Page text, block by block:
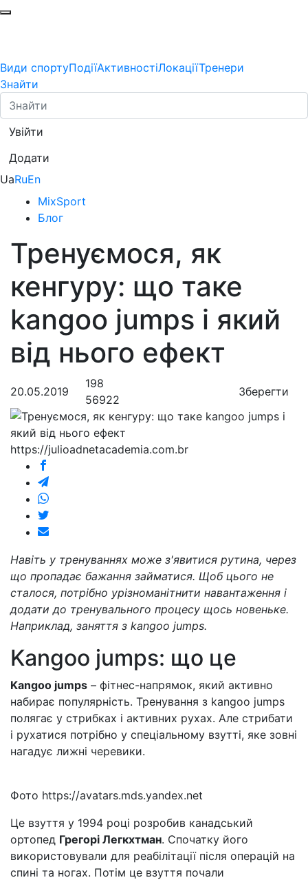
Види спортуПодіїАктивностіЛокаціїТренери
Знайти
Увійти
Додати
UaRuEn
MixSport
Блог
Тренуємося, як
кенгуру: що таке
kangoo jumps і який
від нього ефект
20.05.2019
198
56922
Зберегти
https://julioadnetacademia.com.br
Навіть у тренуваннях може з'явитися рутина, через
що пропадає бажання займатися. Щоб цього не
сталося, потрібно урізноманітнити навантаження і
додати до тренувального процесу щось новеньке.
Наприклад, заняття з kangoo jumps.
Kangoo jumps: що це
Kangoo jumps – фітнес-напрямок, який активно
набирає популярність. Тренування з kangoo jumps
полягає у стрибках і активних рухах. Але стрибати
і рухатися потрібно у спеціальному взутті, яке зовні
нагадує лижні черевики.
Фото https://avatars.mds.yandex.net
Це взуття у 1994 році розробив канадський
ортопед Грегорі Легкхтман. Спочатку його
використовували для реабілітації після операцій на
спині та ногах. Потім це взуття почали